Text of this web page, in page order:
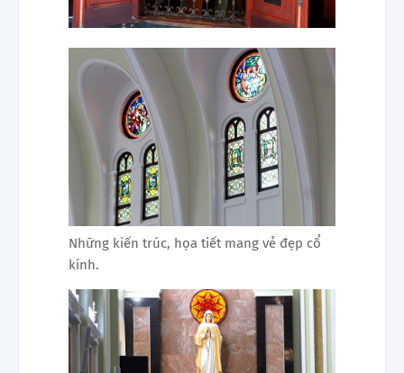
Những kiến trúc, họa tiết mang vẻ đẹp cổ
kính.